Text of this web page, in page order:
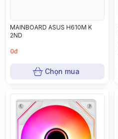
MAINBOARD ASUS H610M K
2ND
0đ
Chọn mua